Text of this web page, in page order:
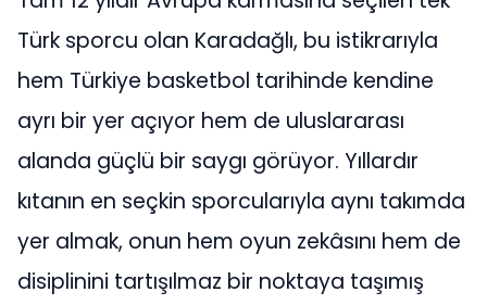
Türk sporcu olan Karadağlı, bu istikrarıyla
hem Türkiye basketbol tarihinde kendine
ayrı bir yer açıyor hem de uluslararası
alanda güçlü bir saygı görüyor. Yıllardır
kıtanın en seçkin sporcularıyla aynı takımda
yer almak, onun hem oyun zekâsını hem de
disiplinini tartışılmaz bir noktaya taşımış